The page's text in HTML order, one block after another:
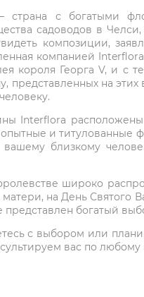
страна с богатыми
садоводов в
композиции,
компанией
короля Георга V, и с
представленных на
Interflora
и титулованные
близкому
широко
на День Святого
представлен богатый
с выбором или
вас по любому